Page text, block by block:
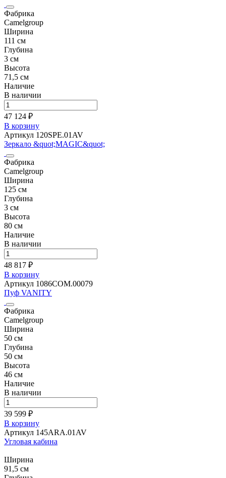
Фабрика
Camelgroup
Ширина
111 см
Глубина
3 см
Высота
71,5 см
Наличие
В наличии
47 124 ₽
В корзину
Артикул 120SPE.01AV
Зеркало &quot;MAGIC&quot;
Фабрика
Camelgroup
Ширина
125 см
Глубина
3 см
Высота
80 см
Наличие
В наличии
48 817 ₽
В корзину
Артикул 1086COM.00079
Пуф VANITY
Фабрика
Camelgroup
Ширина
50 см
Глубина
50 см
Высота
46 см
Наличие
В наличии
39 599 ₽
В корзину
Артикул 145ARA.01AV
Угловая кабина
Ширина
91,5 см